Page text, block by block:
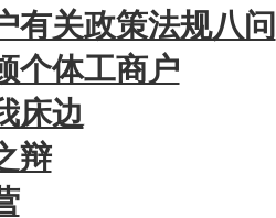
有关政策法规八问
个体工商户
床边
辩